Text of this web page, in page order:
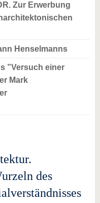
Zur Erwerbung
Henselmanns
”Versuch einer
Mark
des